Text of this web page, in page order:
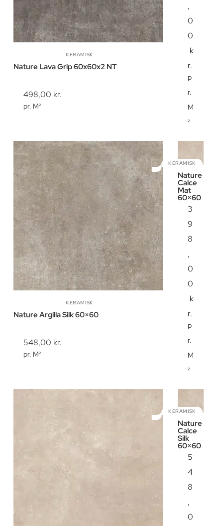
KERAMISK
Nature Lava Grip 60x60x2 NT
498,00 kr.
pr. M²
,
0
0
k
r.
p
r.
M
²
KERAMISK
Nature Argilla Silk 60×60
548,00 kr.
pr. M²
KERAMISK
Nature
Calce
Mat
60×60
3
9
8
,
0
0
k
r.
p
r.
M
²
KERAMISK
Nature
Calce
Silk
60×60
5
4
8
,
0